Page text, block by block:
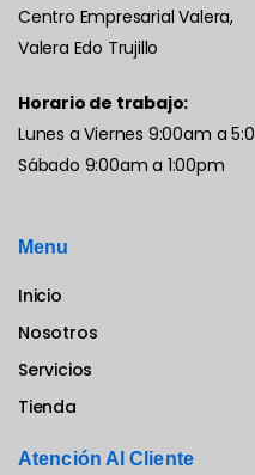
Centro Empresarial Valera,
Valera Edo Trujillo
Horario de trabajo:
Lunes a Viernes 9:00am a
Sábado 9:00am a 1:00pm
Menu
Inicio
Nosotros
Servicios
Tienda
Atención Al Cliente